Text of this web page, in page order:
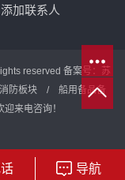
添加联系人
reserved 备案号： 苏
消防板块/ 船用备品备
来电咨询！
导航